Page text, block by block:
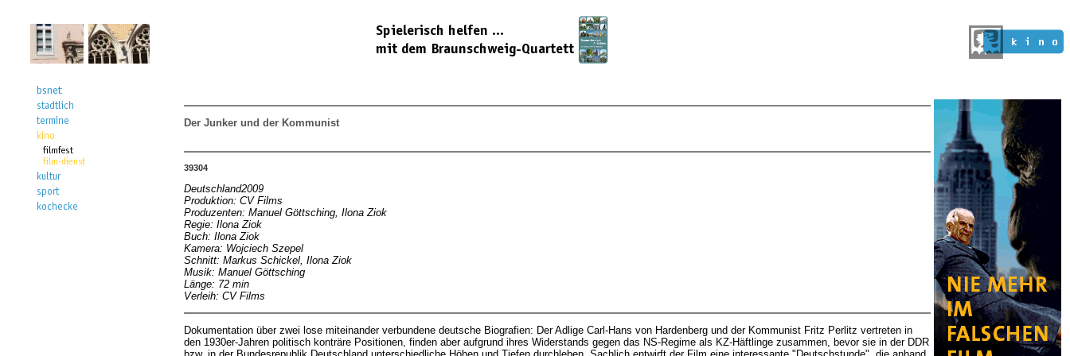
Der Junker und der Kommunist
39304
Deutschland2009
Produktion: CV Films
Produzenten: Manuel Göttsching, Ilona Ziok
Regie: Ilona Ziok
Buch: Ilona Ziok
Kamera: Wojciech Szepel
Schnitt: Markus Schickel, Ilona Ziok
Musik: Manuel Göttsching
Länge: 72 min
Verleih: CV Films
Dokumentation über zwei lose miteinander verbundene deutsche Biografien: Der Adlige Carl-Hans von Hardenberg und der Kommunist Fritz Perlitz vertreten in
den 1930er-Jahren politisch konträre Positionen, finden aber aufgrund ihres Widerstands gegen das NS-Regime als KZ-Häftlinge zusammen, bevor sie in der DDR
bzw. in der Bundesrepublik Deutschland unterschiedliche Höhen und Tiefen durchleben. Sachlich entwirft der Film eine interessante "Deutschstunde", die anhand